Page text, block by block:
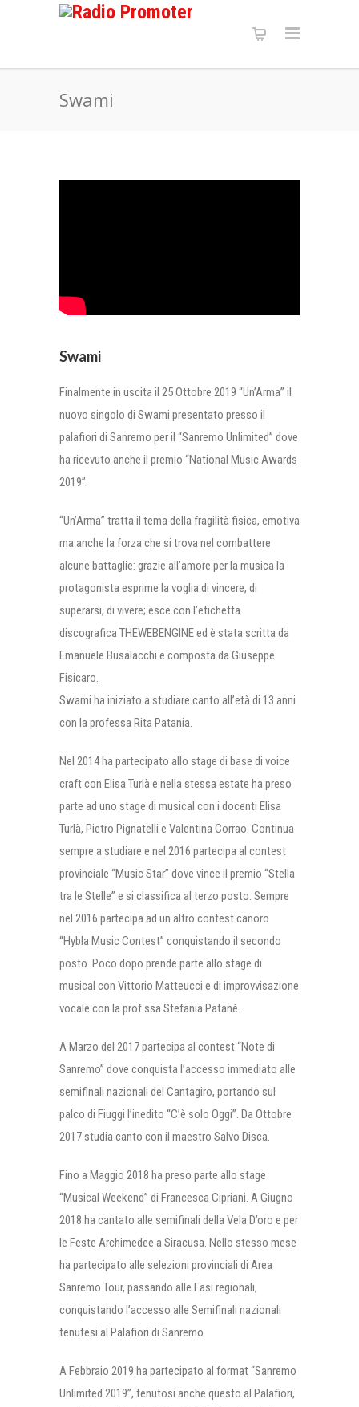
Swami
Swami
Finalmente in uscita il 25 Ottobre 2019 “Un’Arma” il
nuovo singolo di Swami presentato presso il
palafiori di Sanremo per il “Sanremo Unlimited” dove
ha ricevuto anche il premio “National Music Awards
2019”.
“Un’Arma” tratta il tema della fragilità fisica, emotiva
ma anche la forza che si trova nel combattere
alcune battaglie: grazie all’amore per la musica la
protagonista esprime la voglia di vincere, di
superarsi, di vivere; esce con l’etichetta
discografica THEWEBENGINE ed è stata scritta da
Emanuele Busalacchi e composta da Giuseppe
Fisicaro.
Swami ha iniziato a studiare canto all’età di 13 anni
con la professa Rita Patania.
Nel 2014 ha partecipato allo stage di base di voice
craft con Elisa Turlà e nella stessa estate ha preso
parte ad uno stage di musical con i docenti Elisa
Turlà, Pietro Pignatelli e Valentina Corrao. Continua
sempre a studiare e nel 2016 partecipa al contest
provinciale “Music Star” dove vince il premio “Stella
tra le Stelle” e si classifica al terzo posto. Sempre
nel 2016 partecipa ad un altro contest canoro
“Hybla Music Contest” conquistando il secondo
posto. Poco dopo prende parte allo stage di
musical con Vittorio Matteucci e di improvvisazione
vocale con la prof.ssa Stefania Patanè.
A Marzo del 2017 partecipa al contest “Note di
Sanremo” dove conquista l’accesso immediato alle
semifinali nazionali del Cantagiro, portando sul
palco di Fiuggi l’inedito “C’è solo Oggi”. Da Ottobre
2017 studia canto con il maestro Salvo Disca.
Fino a Maggio 2018 ha preso parte allo stage
“Musical Weekend” di Francesca Cipriani. A Giugno
2018 ha cantato alle semifinali della Vela D’oro e per
le Feste Archimedee a Siracusa. Nello stesso mese
ha partecipato alle selezioni provinciali di Area
Sanremo Tour, passando alle Fasi regionali,
conquistando l’accesso alle Semifinali nazionali
tenutesi al Palafiori di Sanremo.
A Febbraio 2019 ha partecipato al format “Sanremo
Unlimited 2019”, tenutosi anche questo al Palafiori,